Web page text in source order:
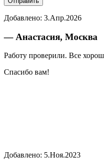
Добавлено: 3.Апр.2026
— Анастасия, Москва
Работу проверили. Все
Спасибо вам!
Добавлено: 5.Ноя.2023